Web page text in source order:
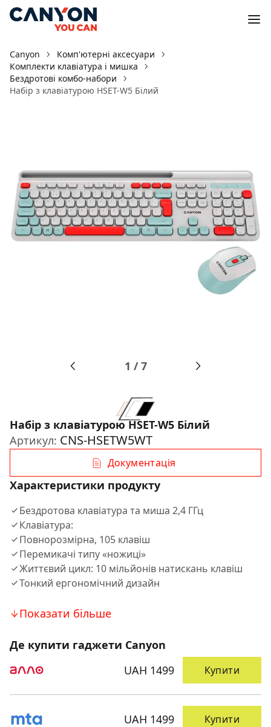
Canyon
Комп'ютерні аксесуари
Комплекти клавіатура і мишка
Бездротові комбо-набори
Набір з клавіатурою HSET-W5 Білий
1 /7
Набір з клавіатурою HSET-W5 Білий
Артикул: CNS-HSETW5WT
Документація
Характеристики продукту
Бездротова клавіатура та миша 2,4 ГГц
Клавіатура:
Повнорозмірна, 105 клавіш
Перемикачі типу «ножиці»
Життєвий цикл: 10 мільйонів натискань клавіш
Тонкий ергономічний дизайн
Показати більше
Де купити гаджети Canyon
UAH 1499
Купити
UAH 1499 Купити